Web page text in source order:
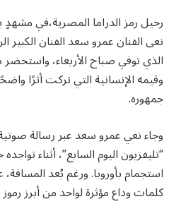
رحيل رمز الدراما المصرية،في مشهدٍ
نعى الفنان عمرو سعد الفنان الكبير
الذي توفي صباح الأربعاء، واستحضر
وقيمه الإنسانية التي تركت أثرًا
جمهوره.
وجاء نعي عمرو سعد عبر رسالة
“تليفزيون اليوم السابع”، أثناء
استجمام بأوروبا. ورغم بُعد
كلمات وداع مؤثرة لواحد من أبرز